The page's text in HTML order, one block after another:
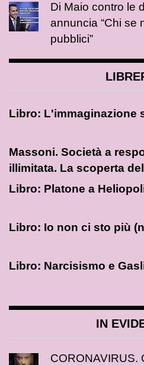
Di Maio contro le
annuncia “Chi se
pubblici”
Libro: L'immaginazione
Massoni. Società a
illimitata. La scoperta
Libro: Platone a
Libro: Io non ci sto più
Libro: Narcisismo e
IN
CORONAVIRUS.